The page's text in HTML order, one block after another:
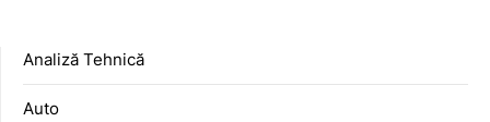
Analiză Tehnică
Auto